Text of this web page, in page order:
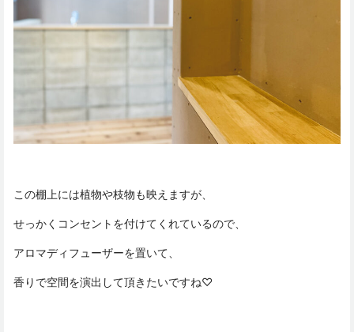
この棚上には植物や枝物も映えますが、
せっかくコンセントを付けてくれているので、
アロマディフューザーを置いて、
香りで空間を演出して頂きたいですね♡